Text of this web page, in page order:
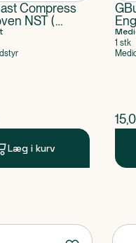
Compress
NST (
pris
Læg i kurv
1 stk
$